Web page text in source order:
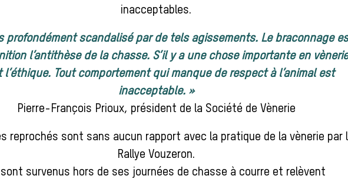
inacceptables.
profondément scandalisé par de tels agissements. Le braconnage
l’antithèse de la chasse. S’il y a une chose importante en
l’éthique. Tout comportement qui manque de respect à l’animal est
inacceptable. »
Pierre-François Prioux, président de la Société de Vènerie
reprochés sont sans aucun rapport avec la pratique de la vènerie par
Rallye Vouzeron.
survenus hors de ses journées de chasse à courre et relèvent